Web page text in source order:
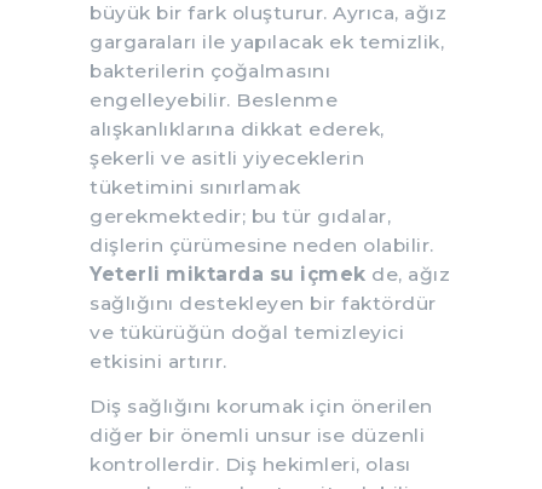
büyük bir fark oluşturur. Ayrıca, ağız
gargaraları ile yapılacak ek temizlik,
bakterilerin çoğalmasını
engelleyebilir. Beslenme
alışkanlıklarına dikkat ederek,
şekerli ve asitli yiyeceklerin
tüketimini sınırlamak
gerekmektedir; bu tür gıdalar,
dişlerin çürümesine neden olabilir.
Yeterli miktarda su içmek de, ağız
sağlığını destekleyen bir faktördür
ve tükürüğün doğal temizleyici
etkisini artırır.
Diş sağlığını korumak için önerilen
diğer bir önemli unsur ise düzenli
kontrollerdir. Diş hekimleri, olası